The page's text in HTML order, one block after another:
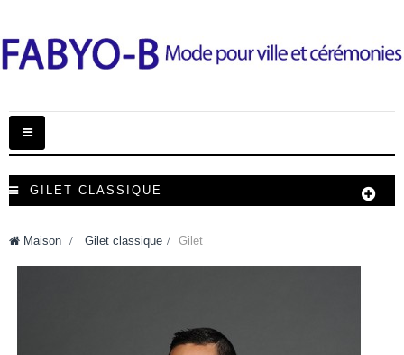
Basculer
la
GILET CLASSIQUE
Maison > Gilet classique > Gilet